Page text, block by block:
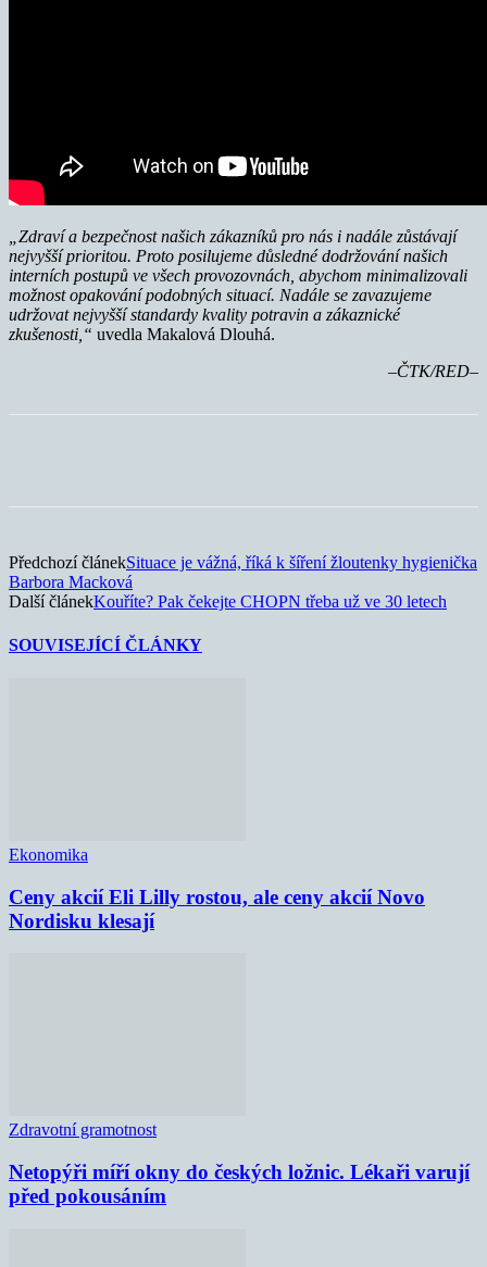
„Zdraví a bezpečnost našich zákazníků pro nás i nadále zůstávají
nejvyšší prioritou. Proto posilujeme důsledné dodržování našich
interních postupů ve všech provozovnách, abychom minimalizovali
možnost opakování podobných situací. Nadále se zavazujeme
udržovat nejvyšší standardy kvality potravin a zákaznické
zkušenosti,“ uvedla Makalová Dlouhá.
–ČTK/RED–
Předchozí článekSituace je vážná, říká k šíření žloutenky hygienička
Barbora Macková
Další článekKouříte? Pak čekejte CHOPN třeba už ve 30 letech
SOUVISEJÍCÍ ČLÁNKY
Ekonomika
Ceny akcií Eli Lilly rostou, ale ceny akcií Novo
Nordisku klesají
Zdravotní gramotnost
Netopýři míří okny do českých ložnic. Lékaři varují
před pokousáním